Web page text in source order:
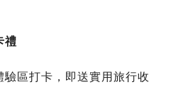
禮
區打卡，即送實用旅行收